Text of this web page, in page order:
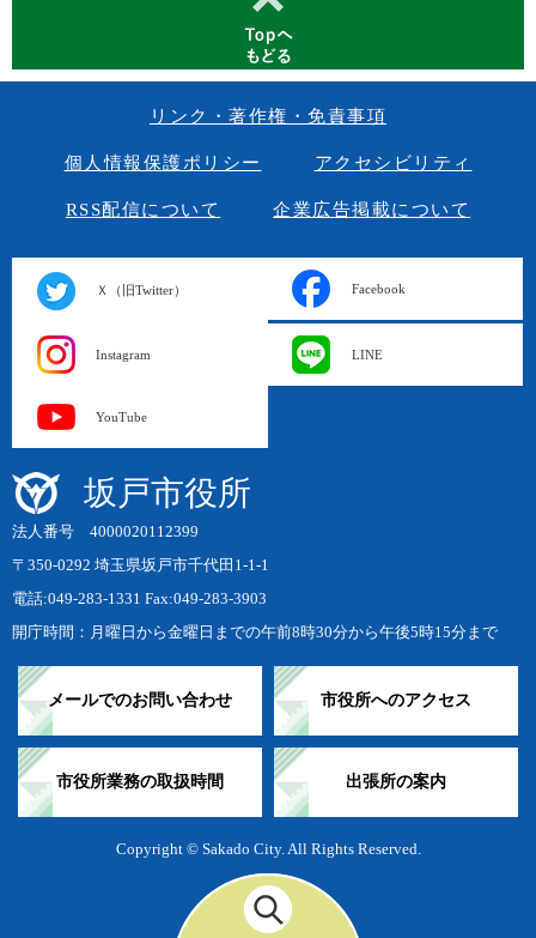
リンク・著作権・免責事項
個人情報保護ポリシー アクセシビリティ
RSS配信について 企業広告掲載について
Ｘ（旧Twitter） Facebook
Instagram LINE
YouTube
坂戸市役所
法人番号 4000020112399
〒350-0292 埼玉県坂戸市千代田1-1-1
電話:049-283-1331 Fax:049-283-3903
開庁時間：月曜日から金曜日までの午前8時30分から午後5時15分まで
メールでのお問い合わせ 市役所へのアクセス
市役所業務の取扱時間 出張所の案内
Copyright © Sakado City. All Rights Reserved.